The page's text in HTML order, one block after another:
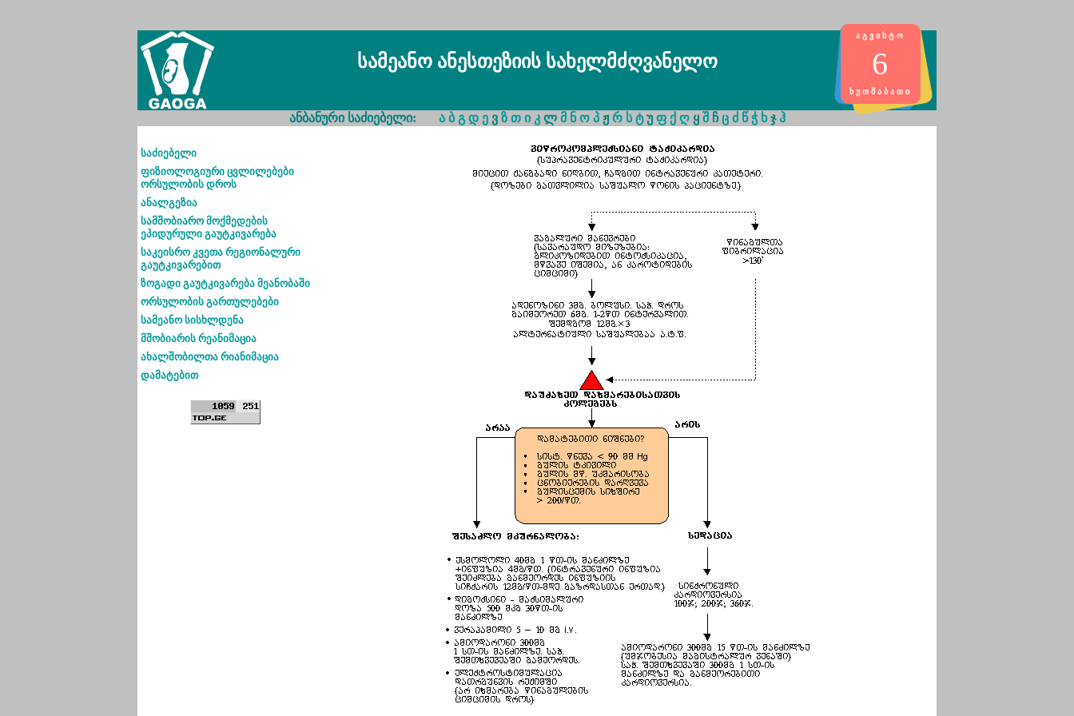
სამეანო ანესთეზიის სახელმძღვანელო
ᲐᲒᲕᲘᲡᲢᲝ
6
ᲮᲣᲗᲨᲐᲑᲐᲗᲘ
ანბანური საძიებელი: ა ბ გ დ ევ ზ თ ი კლ მ ნ ო პჟ რ ს ტუ ფ ქ ღყ შჩც ძ წ ჭ ხჯჰ
საძიებელი
ფიზიოლოგიური ცვლილებები
ორსულობის დროს
ანალგეზია
სამშობიარო მოქმედების
ეპიდურული გაუტკივარება
საკეისრო კვეთა რეგიონალური
გაუტკივარებით
ზოგადი გაუტკივარება მეანობაში
ორსულობის გართულებები
სამეანო სისხლდენა
მშობიარის რეანიმაცია
ახალშობილთა რიანიმაცია
დამატებით